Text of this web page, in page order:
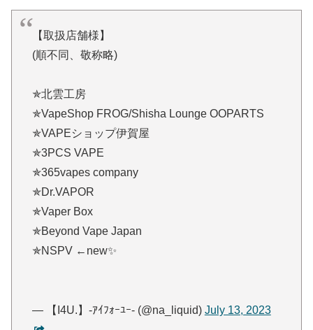
⁡⁡【取扱店舗様】 ⁡
⁡⁡(順不同、敬称略)
✯北雲工房
✯VapeShop FROG/Shisha Lounge OOPARTS
✯VAPEショップ伊賀屋
✯3PCS VAPE
✯365vapes company
✯Dr.VAPOR
✯Vaper Box
✯Beyond Vape Japan
✯NSPV ←new✨
— 【I4U.】-ｱｲﾌｫｰﾕｰ- (@na_liquid) July 13, 2023